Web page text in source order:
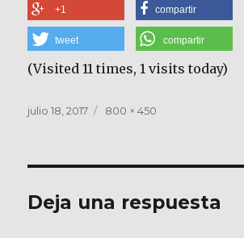
+1 compartir
tweet compartir
(Visited 11 times, 1 visits today)
Publicado
julio 18, 2017
Tamaño
800 × 450
Deja una respuesta